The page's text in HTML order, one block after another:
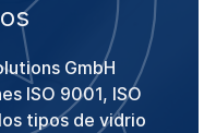
GmbH
ISO 9001, ISO
tipos de vidrio